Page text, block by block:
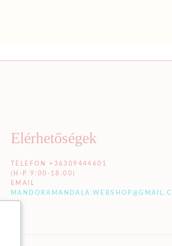
Elérhetőségek
TELEFON +36309444601
(H-P 9:00-18:00)
EMAIL